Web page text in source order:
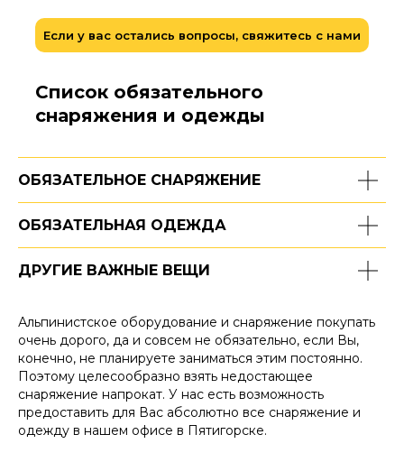
Если у вас остались вопросы, свяжитесь с нами
Список обязательного
снаряжения и одежды
ОБЯЗАТЕЛЬНОЕ СНАРЯЖЕНИЕ
ОБЯЗАТЕЛЬНАЯ ОДЕЖДА
ДРУГИЕ ВАЖНЫЕ ВЕЩИ
Альпинистское оборудование и снаряжение покупать
очень дорого, да и совсем не обязательно, если Вы,
конечно, не планируете заниматься этим постоянно.
Поэтому целесообразно взять недостающее
снаряжение напрокат. У нас есть возможность
предоставить для Вас абсолютно все снаряжение и
одежду в нашем офисе в Пятигорске.